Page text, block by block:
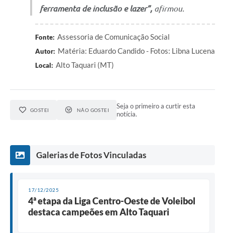
ferramenta de inclusão e lazer”, afirmou.
Fonte: Assessoria de Comunicação Social
Autor: Matéria: Eduardo Candido - Fotos: Libna Lucena
Local: Alto Taquari (MT)
GOSTEI NÃO GOSTEI
Seja o primeiro a curtir esta
notícia.
Galerias de Fotos Vinculadas
17/12/2025
4ª etapa da Liga Centro-Oeste de Voleibol
destaca campeões em Alto Taquari